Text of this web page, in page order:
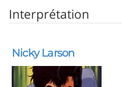
Interprétation
Nicky Larson